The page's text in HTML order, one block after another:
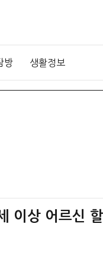
방 생활정보
이상 어르신 할